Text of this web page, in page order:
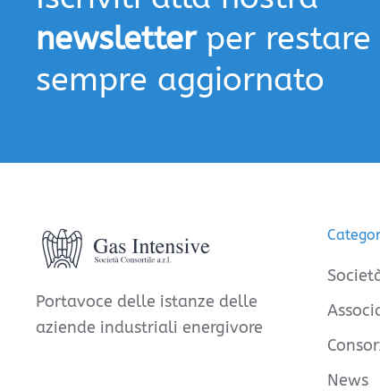
newsletterper restare
sempre aggiornato
Portavoce delle istanze delle
aziende industriali energivore
News